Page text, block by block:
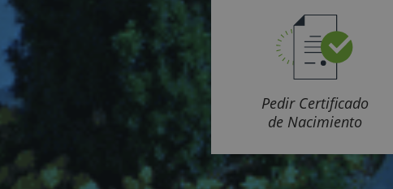
Pedir Certificado
de Nacimiento